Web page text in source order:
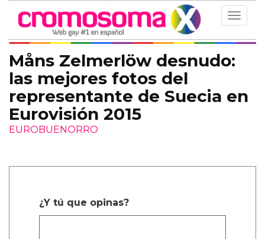
Toggle
Måns Zelmerlöw desnudo:
las mejores fotos del
representante de Suecia en
Eurovisión 2015
EUROBUENORRO
¿Y tú que opinas?